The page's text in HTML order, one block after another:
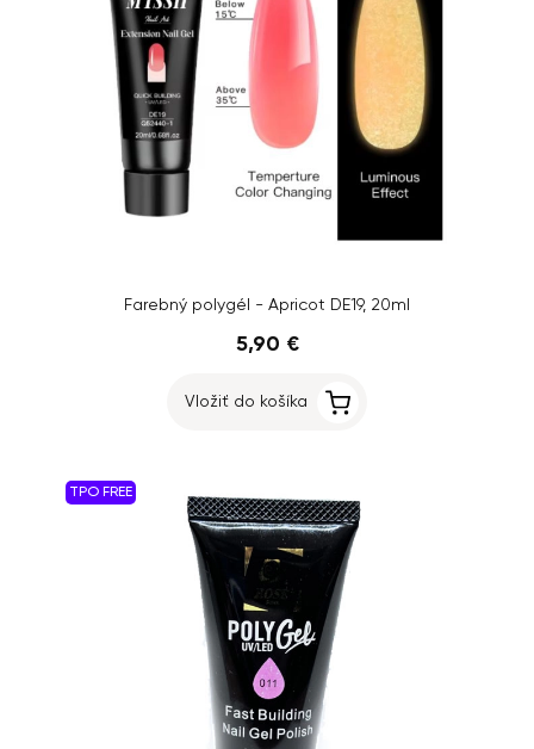
Farebný polygél - Apricot DE19, 20ml
5,90 €
Vložiť do košíka
TPO FREE